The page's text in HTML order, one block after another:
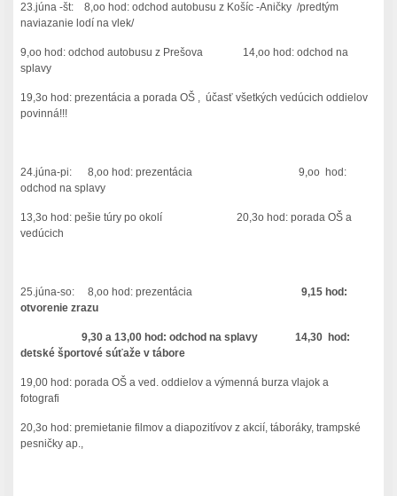
23.júna -št: 8,oo hod: odchod autobusu z Košíc -Aničky /predtým
naviazanie lodí na vlek/
9,oo hod: odchod autobusu z Prešova 14,oo hod: odchod na
splavy
19,3o hod: prezentácia a porada OŠ , účasť všetkých vedúcich oddielov
povinná!!!
24.júna-pi: 8,oo hod: prezentácia 9,oo hod:
odchod na splavy
13,3o hod: pešie túry po okolí 20,3o hod: porada OŠ a
vedúcich
25.júna-so: 8,oo hod: prezentácia9,15 hod:
otvorenie zrazu
9,30 a 13,00 hod: odchod na splavy 14,30 hod:
detské športové súťaže v tábore
19,00 hod: porada OŠ a ved. oddielov a výmenná burza vlajok a
fotografi
20,3o hod: premietanie filmov a diapozitívov z akcií, táboráky, trampské
pesničky ap.,